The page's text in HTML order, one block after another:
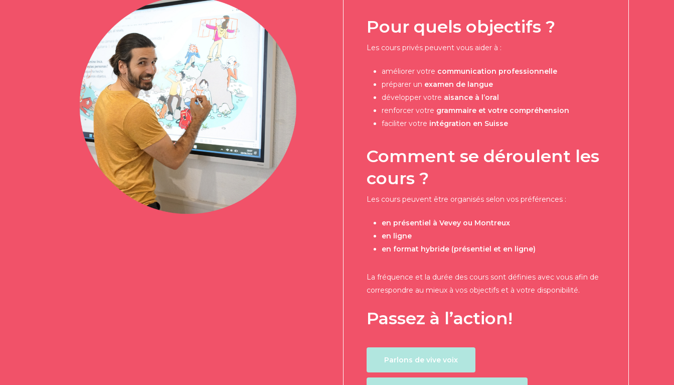
Pour quels objectifs ?
Les cours privés peuvent vous aider à :
améliorer votre communication professionnelle
préparer un examen de langue
développer votre aisance à l’oral
renforcer votre grammaire et votre compréhension
faciliter votre intégration en Suisse
Comment se déroulent les
cours ?
Les cours peuvent être organisés selon vos préférences :
en présentiel à Vevey ou Montreux
en ligne
en format hybride (présentiel et en ligne)
La fréquence et la durée des cours sont définies avec vous afin de
correspondre au mieux à vos objectifs et à votre disponibilité.
Passez à l’action!
Parlons de vive voix